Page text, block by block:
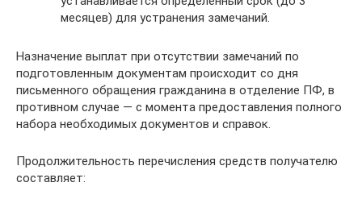
месяцев) для устранения замечаний.
Назначение выплат при отсутствии замечаний по
подготовленным документам происходит со дня
письменного обращения гражданина в отделение ПФ, в
противном случае — с момента предоставления полного
набора необходимых документов и справок.
Продолжительность перечисления средств получателю
составляет: